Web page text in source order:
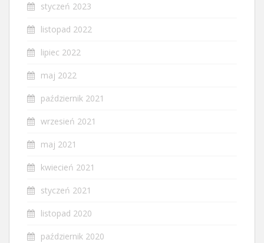
styczeń 2023
listopad 2022
lipiec 2022
maj 2022
październik 2021
wrzesień 2021
maj 2021
kwiecień 2021
styczeń 2021
listopad 2020
październik 2020